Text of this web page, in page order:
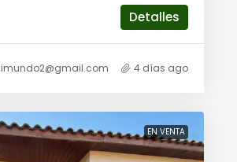
Detalles
4 días ago
EN VENTA